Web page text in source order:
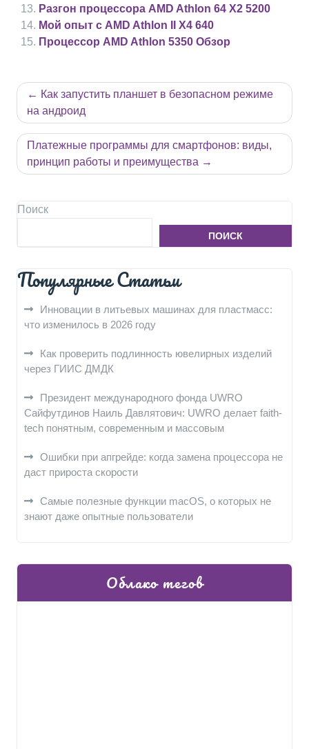
Разгон процессора AMD Athlon 64 X2 5200
Мой опыт с AMD Athlon II X4 640
Процессор AMD Athlon 5350 Обзор
Навигация
по
записям
Как запустить планшет в безопасном режиме
на андроид
Платежные программы для смартфонов: виды,
принцип работы и преимущества
Поиск
ПОИСК
Популярные Статьи
Инновации в литьевых машинах для пластмасс:
что изменилось в 2026 году
Как проверить подлинность ювелирных изделий
через ГИИС ДМДК
Президент международного фонда UWRO
Сайфутдинов Наиль Давлятович: UWRO делает faith-
tech понятным, современным и массовым
Ошибки при апгрейде: когда замена процессора не
даст прироста скорости
Самые полезные функции macOS, о которых не
знают даже опытные пользователи
Облако тегов